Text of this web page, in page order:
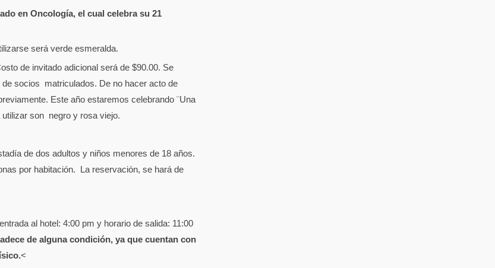
en Oncología, el cual celebra su 21
será verde esmeralda.
de invitado adicional será de $90.00. Se
socios matriculados. De no hacer acto de
Este año estaremos celebrando ¨Una
son negro y rosa viejo.
de dos adultos y niños menores de 18 años.
por habitación. La reservación, se hará de
al hotel: 4:00 pm y horario de salida: 11:00
de alguna condición, ya que cuentan con
<